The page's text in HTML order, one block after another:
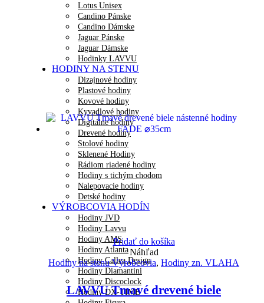
Lotus Unisex
Candino Pánske
Candino Dámske
Jaguar Pánske
Jaguar Dámske
Hodinky LAVVU
HODINY NA STENU
Dizajnové hodiny
Plastové hodiny
Kovové hodiny
Kyvadlové hodiny
Digitálne hodiny
Drevené hodiny
Stolové hodiny
Sklenené Hodiny
Rádiom riadené hodiny
Hodiny s tichým chodom
Nalepovacie hodiny
Detské hodiny
VÝROBCOVIA HODÍN
Hodiny JVD
Hodiny Lavvu
Hodiny AMS
Hodiny Atlanta
Hodiny Callea Design
Hodiny Diamantini
Hodiny Discoclock
Hodiny DX-TIME
Pridať do košíka
Náhľad
Hodiny na stenu Výrobcovia, Hodiny zn. VLAHA
LAVVU Tmavé drevené biele